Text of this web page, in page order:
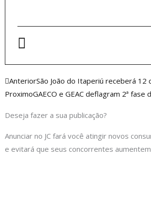
Anterior
AnteriorSão João do Itaperiú receberá 12
ProximoGAECO e GEAC deflagram 2ª fase
Deseja fazer a sua publicação?
Anunciar no JC fará você atingir novos
e evitará que seus concorrentes